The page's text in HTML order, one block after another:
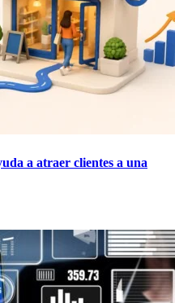
a atraer clientes a una